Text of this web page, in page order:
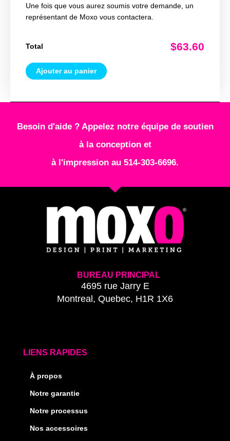
Une fois que vous aurez soumis votre demande, un
représentant de Moxo vous contactera.
Total $63.60
Ajouter au panier
Besoin d'aide ? Appelez notre équipe de soutien
à la conception et
à l'impression au 514-303-6696.
BUREAU PRINCIPAL
4695 rue Jarry E
Montreal, Quebec, H1R 1X6
LIENS RAPIDES
À propos
Notre garantie
Notre processus
Nos accessoires